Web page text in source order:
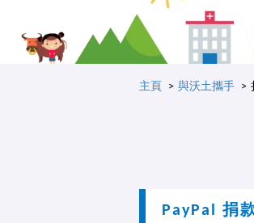
主頁 與沃土攜手
PayPal 捐